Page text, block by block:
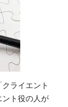
ライエント
ント役の人が